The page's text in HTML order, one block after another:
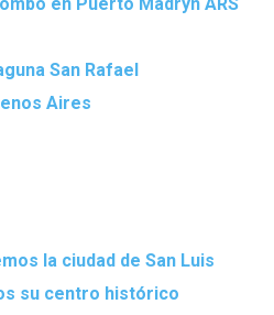
en Puerto Madryn ARS
San Rafael
Aires
la ciudad de San Luis
su centro histórico